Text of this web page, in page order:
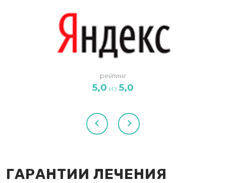
рейтинг
5,0 из 5,0
ГАРАНТИИ ЛЕЧЕНИЯ